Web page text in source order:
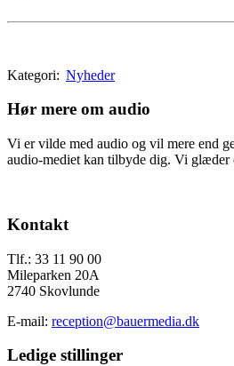
Kategori: Nyheder
Hør mere om audio
Vi er vilde med audio og vil mere end
audio-mediet kan tilbyde dig. Vi glæder
Footer
Kontakt
Tlf.: 33 11 90 00
Mileparken 20A
2740 Skovlunde
E-mail: reception@bauermedia.dk
Ledige stillinger